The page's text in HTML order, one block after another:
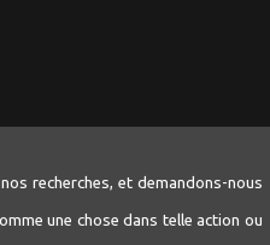
recherches, et demandons-nous
une chose dans telle action ou